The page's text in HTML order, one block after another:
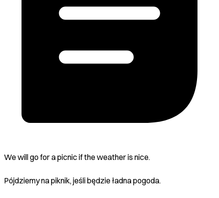
We will go for a picnic if the weather is nice.
Pójdziemy na piknik, jeśli będzie ładna pogoda.